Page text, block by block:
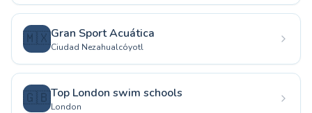
🇲🇽Gran Sport Acuática
Ciudad Nezahualcóyotl
🇬🇧Top London swim schools
London